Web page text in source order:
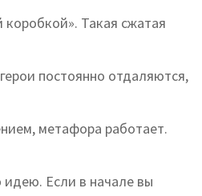
Такая сжатая
постоянно отдаляются,
метафора работает.
Если в начале вы